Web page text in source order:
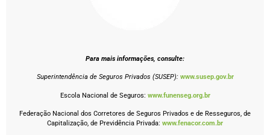
Para mais informações, consulte:
Superintendência de Seguros Privados (SUSEP): www.susep.gov.br
Escola Nacional de Seguros: www.funenseg.org.br
Federação Nacional dos Corretores de Seguros Privados e de Resseguros, de
Capitalização, de Previdência Privada: www.fenacor.com.br